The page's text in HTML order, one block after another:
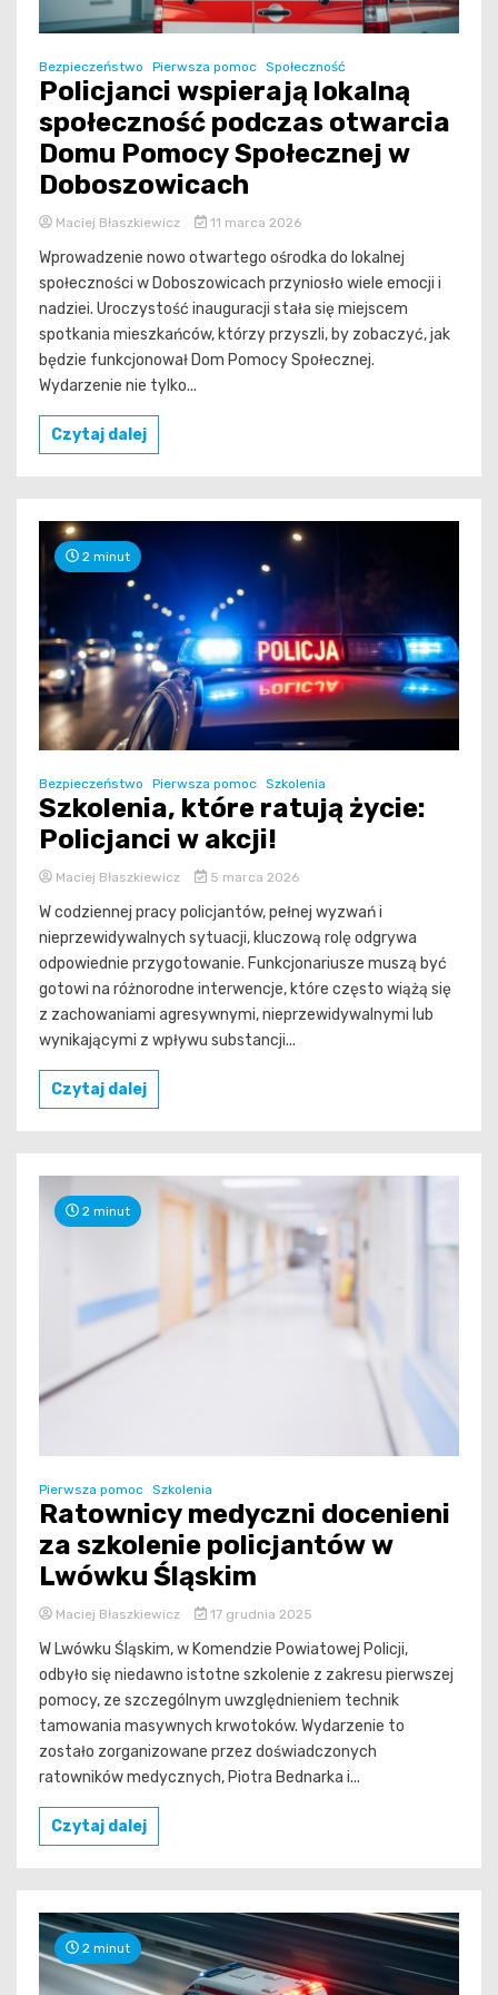
Bezpieczeństwo Pierwsza pomoc Społeczność
Policjanci wspierają lokalną
społeczność podczas otwarcia
Domu Pomocy Społecznej w
Doboszowicach
Maciej Błaszkiewicz 11 marca 2026
Wprowadzenie nowo otwartego ośrodka do lokalnej
społeczności w Doboszowicach przyniosło wiele emocji i
nadziei. Uroczystość inauguracji stała się miejscem
spotkania mieszkańców, którzy przyszli, by zobaczyć, jak
będzie funkcjonował Dom Pomocy Społecznej.
Wydarzenie nie tylko...
Czytaj dalej
2 minut
Bezpieczeństwo Pierwsza pomoc Szkolenia
Szkolenia, które ratują życie:
Policjanci w akcji!
Maciej Błaszkiewicz 5 marca 2026
W codziennej pracy policjantów, pełnej wyzwań i
nieprzewidywalnych sytuacji, kluczową rolę odgrywa
odpowiednie przygotowanie. Funkcjonariusze muszą być
gotowi na różnorodne interwencje, które często wiążą się
z zachowaniami agresywnymi, nieprzewidywalnymi lub
wynikającymi z wpływu substancji...
Czytaj dalej
2 minut
Pierwsza pomoc Szkolenia
Ratownicy medyczni docenieni
za szkolenie policjantów w
Lwówku Śląskim
Maciej Błaszkiewicz 17 grudnia 2025
W Lwówku Śląskim, w Komendzie Powiatowej Policji,
odbyło się niedawno istotne szkolenie z zakresu pierwszej
pomocy, ze szczególnym uwzględnieniem technik
tamowania masywnych krwotoków. Wydarzenie to
zostało zorganizowane przez doświadczonych
ratowników medycznych, Piotra Bednarka i...
Czytaj dalej
2 minut